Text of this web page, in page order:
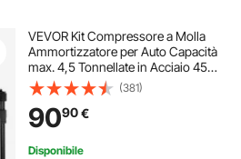
VEVOR Kit Compressore a Molla
Ammortizzatore per Auto Capacità
max. 4,5 Tonnellate in Acciaio 45#,
Kit di Compressore a Molla 3 Pezzi
Valigetta Portatile Rimozione Molle
di Sospensione per Auto SUV
(381)
9090€
Disponibile